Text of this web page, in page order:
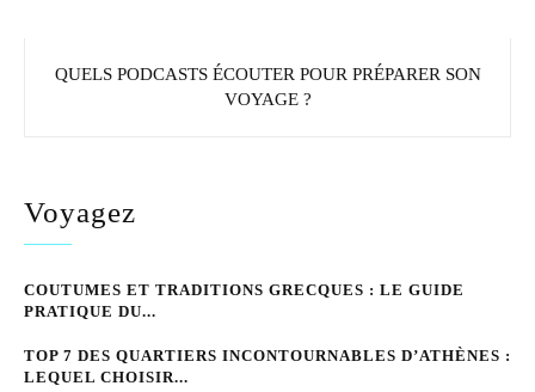
QUELS PODCASTS ÉCOUTER POUR PRÉPARER SON
VOYAGE ?
Voyagez
COUTUMES ET TRADITIONS GRECQUES : LE GUIDE
PRATIQUE DU...
TOP 7 DES QUARTIERS INCONTOURNABLES D’ATHÈNES :
LEQUEL CHOISIR...